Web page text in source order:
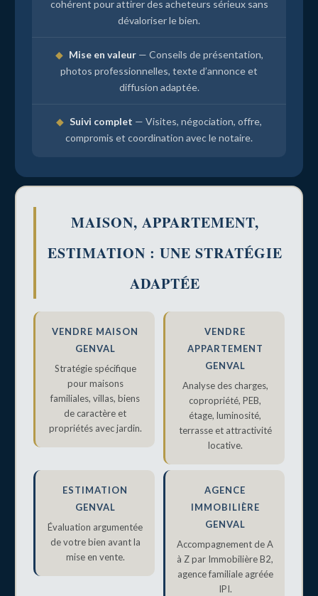
cohérent pour attirer des acheteurs sérieux sans
dévaloriser le bien.
◆ Mise en valeur— Conseils de présentation,
photos professionnelles, texte d’annonce et
diffusion adaptée.
◆ Suivi complet — Visites, négociation, offre,
compromis et coordination avec le notaire.
MAISON, APPARTEMENT,
ESTIMATION : UNE STRATÉGIE
ADAPTÉE
VENDRE MAISON
GENVAL
Stratégie spécifique
pour maisons
familiales, villas, biens
de caractère et
propriétés avec jardin.
VENDRE
APPARTEMENT
GENVAL
Analyse des charges,
copropriété, PEB,
étage, luminosité,
terrasse et attractivité
locative.
ESTIMATION
GENVAL
Évaluation argumentée
de votre bien avant la
mise en vente.
AGENCE
IMMOBILIÈRE
GENVAL
Accompagnement de A
à Z par Immobilière B2,
agence familiale agréée
IPI.